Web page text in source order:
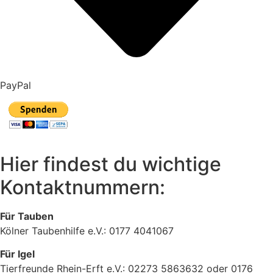
PayPal
Hier findest du wichtige
Kontaktnummern:
Für Tauben
Kölner Taubenhilfe e.V.: 0177 4041067
Für Igel
Tierfreunde Rhein-Erft e.V.: 02273 5863632 oder 0176